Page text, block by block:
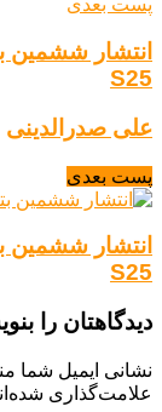
پست بعدی
S25
علی صدرالدینی
پست بعدی
S25
دیدگاهتان را
نشانی ایمیل شما
علامت‌گذاری